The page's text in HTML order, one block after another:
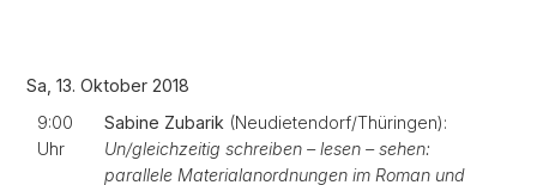
Sa, 13. Oktober 2018
9:00
Uhr
Sabine Zubarik (Neudietendorf/Thüringen):
Un/gleichzeitig schreiben – lesen – sehen:
parallele Materialanordnungen im Roman und